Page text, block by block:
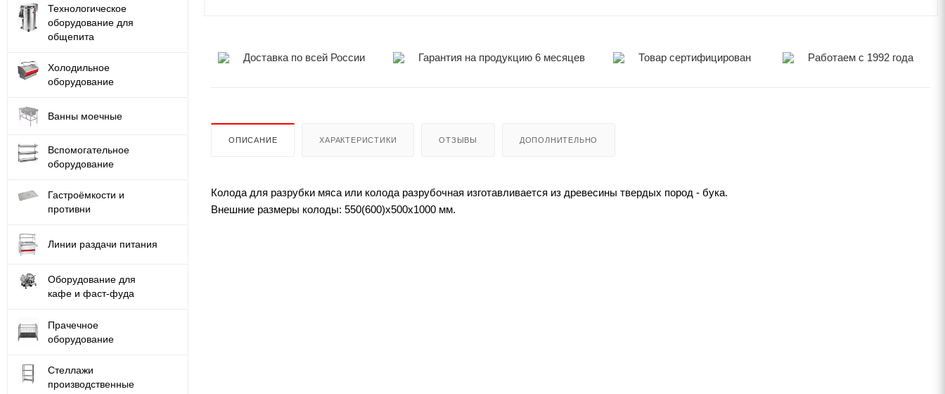
Доставка по всей России Гарантия на продукцию 6 месяцев Товар сертифицирован Работаем с 1992 года
ОПИСАНИЕ ХАРАКТЕРИСТИКИ ОТЗЫВЫ ДОПОЛНИТЕЛЬНО
Колода для разрубки мяса или колода разрубочная изготавливается из древесины твердых пород - бука.
Внешние размеры колоды: 550(600)х500х1000 мм.
Технологическое
оборудование для
общепита
Холодильное
оборудование
Ванны моечные
Вспомогательное
оборудование
Гастроёмкости и
противни
Линии раздачи питания
Оборудование для
кафе и фаст-фуда
Прачечное
оборудование
Стеллажи
производственные